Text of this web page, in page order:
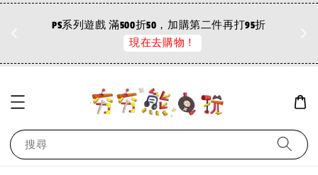
PS系列遊戲 滿500折50，加購第二件再打95折
現在去購物！
搜尋